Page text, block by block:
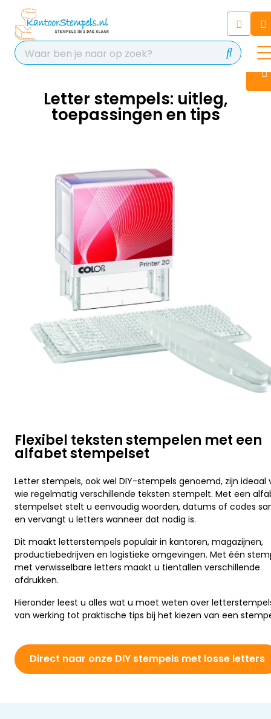
Chatbot
Chat 24/7 met onze chatbot
voor hulp
Contact
Letter stempels: uitleg,
toepassingen en tips
Flexibel teksten stempelen met een
alfabet stempelset
Letter stempels, ook wel DIY-stempels genoemd, zijn ideaal
wie regelmatig verschillende teksten stempelt. Met een
stempelset stelt u eenvoudig woorden, datums of codes
en vervangt u letters wanneer dat nodig is.
Dit maakt letterstempels populair in kantoren, magazijnen,
productiebedrijven en logistieke omgevingen. Met één
met verwisselbare letters maakt u tientallen verschillende
afdrukken.
Hieronder leest u alles wat u moet weten over
van werking tot praktische tips bij het kiezen van een
Direct naar onze DIY stempels met losse letters